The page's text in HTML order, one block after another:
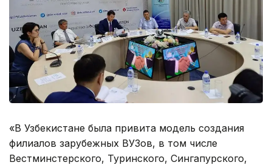
«В Узбекистане была привита модель создания
филиалов зарубежных ВУЗов, в том числе
Вестминстерского, Туринского, Сингапурского,